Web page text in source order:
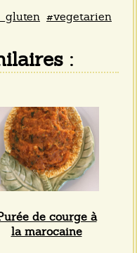
#vegetarien
:
de courge à
la marocaine